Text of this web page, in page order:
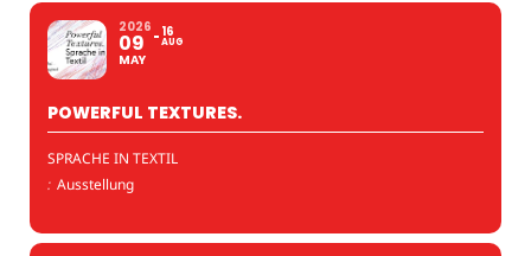
2026
09
MAY
16
AUG
POWERFUL TEXTURES.
SPRACHE IN TEXTIL
: Ausstellung